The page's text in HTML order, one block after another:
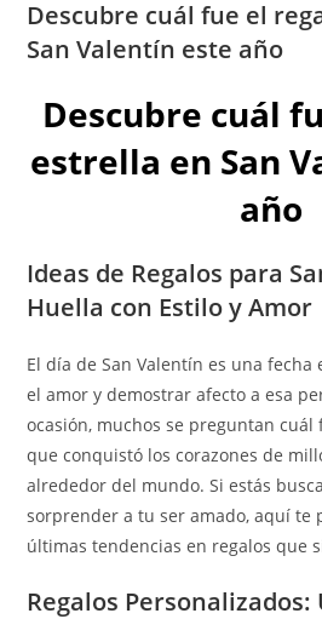
Descubre cuál fue el
San Valentín este año
Descubre cuál
estrella en San
año
Ideas de Regalos para
Huella con Estilo y Amor
El día de San Valentín es una
el amor y demostrar afecto a esa
ocasión, muchos se preguntan
que conquistó los corazones de
alrededor del mundo. Si estás
sorprender a tu ser amado, aquí te
últimas tendencias en regalos que
Regalos